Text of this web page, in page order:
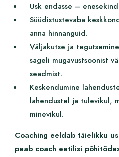
Usk endasse –
Süüdistustevaba
anna hinnanguid.
Väljakutse ja
sageli mugavustsoonist
seadmist.
Keskendumine
lahendustel ja tulevikul,
minevikul.
Coaching eeldab täielikku
peab coach eetilisi